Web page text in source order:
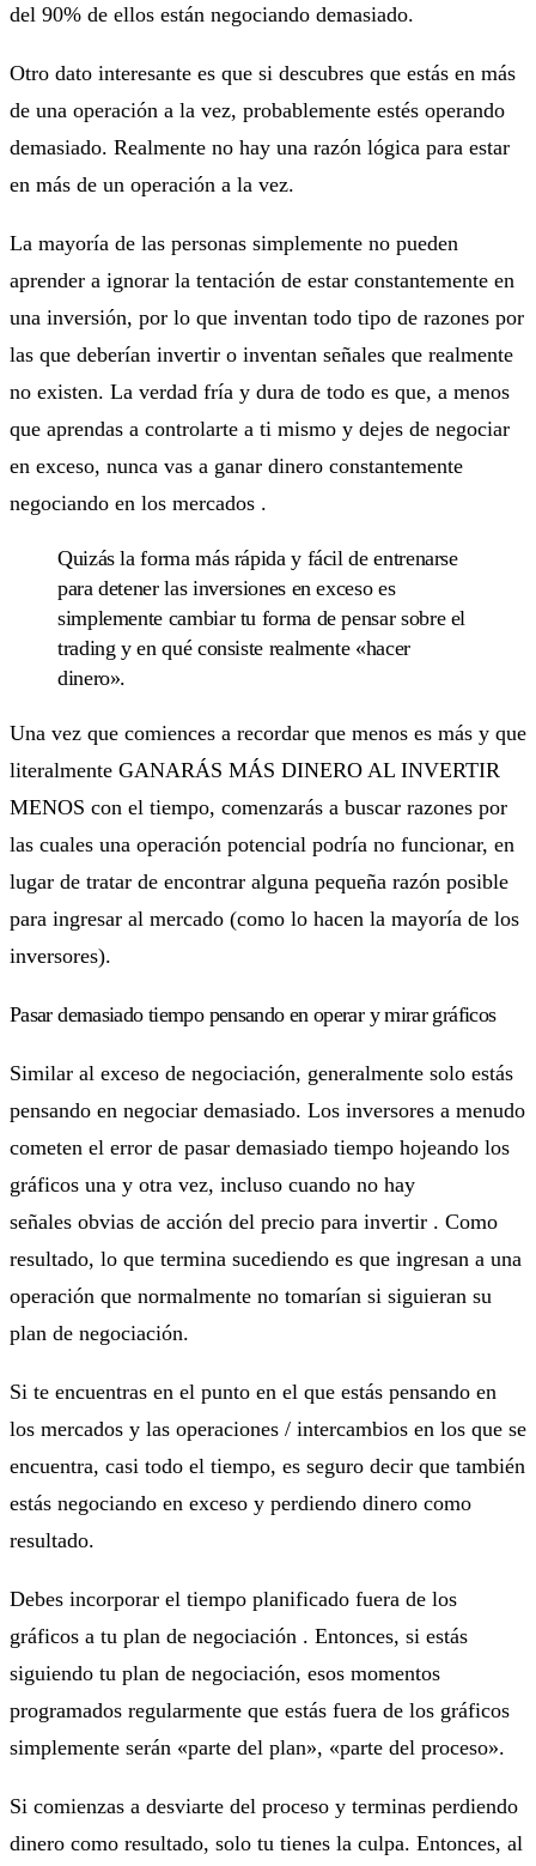
del 90% de ellos están negociando demasiado.
Otro dato interesante es que si descubres que estás en más
de una operación a la vez, probablemente estés operando
demasiado. Realmente no hay una razón lógica para estar
en más de un operación a la vez.
La mayoría de las personas simplemente no pueden
aprender a ignorar la tentación de estar constantemente en
una inversión, por lo que inventan todo tipo de razones por
las que deberían invertir o inventan señales que realmente
no existen. La verdad fría y dura de todo es que, a menos
que aprendas a controlarte a ti mismo y dejes de negociar
en exceso, nunca vas a ganar dinero constantemente
negociando en los mercados .
Quizás la forma más rápida y fácil de entrenarse
para detener las inversiones en exceso es
simplemente cambiar tu forma de pensar sobre el
trading y en qué consiste realmente «hacer
dinero».
Una vez que comiences a recordar que menos es más y que
literalmente GANARÁS MÁS DINERO AL INVERTIR
MENOS con el tiempo, comenzarás a buscar razones por
las cuales una operación potencial podría no funcionar, en
lugar de tratar de encontrar alguna pequeña razón posible
para ingresar al mercado (como lo hacen la mayoría de los
inversores).
Pasar demasiado tiempo pensando en operar y mirar gráficos
Similar al exceso de negociación, generalmente solo estás
pensando en negociar demasiado. Los inversores a menudo
cometen el error de pasar demasiado tiempo hojeando los
gráficos una y otra vez, incluso cuando no hay
señales obvias de acción del precio para invertir . Como
resultado, lo que termina sucediendo es que ingresan a una
operación que normalmente no tomarían si siguieran su
plan de negociación.
Si te encuentras en el punto en el que estás pensando en
los mercados y las operaciones / intercambios en los que se
encuentra, casi todo el tiempo, es seguro decir que también
estás negociando en exceso y perdiendo dinero como
resultado.
Debes incorporar el tiempo planificado fuera de los
gráficos a tu plan de negociación . Entonces, si estás
siguiendo tu plan de negociación, esos momentos
programados regularmente que estás fuera de los gráficos
simplemente serán «parte del plan», «parte del proceso».
Si comienzas a desviarte del proceso y terminas perdiendo
dinero como resultado, solo tu tienes la culpa. Entonces, al